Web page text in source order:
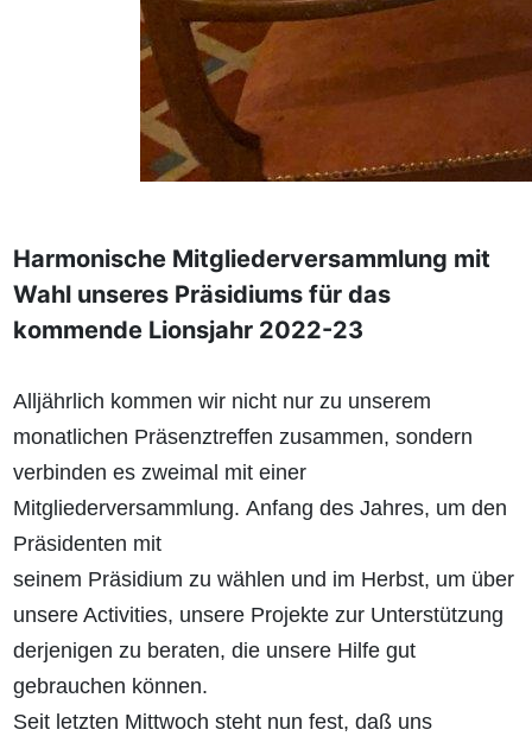
Harmonische Mitgliederversammlung mit
Wahl unseres Präsidiums für das
kommende Lionsjahr 2022-23
Alljährlich kommenwir nicht nurzu unserem
monatlichen Präsenztreffen zusammen, sondern
verbinden es zweimal mit einer
Mitgliederversammlung.Anfang des Jahres, um den
Präsidenten mit
seinem Präsidium zu wählen und im Herbst, um über
unsere Activities, unsere Projekte zur Unterstützung
derjenigen zu beraten, die unsere Hilfe gut
gebrauchen können.
Seit letzten Mittwoch steht nun fest, daß uns